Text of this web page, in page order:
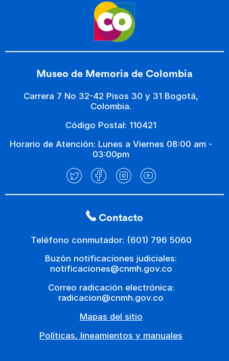
Museo de Memoria de Colombia
Carrera 7 No 32-42 Pisos 30 y 31 Bogotá,
Colombia.
Código Postal: 110421
Horario de Atención: Lunes a Viernes 08:00 am -
03:00pm
Contacto
Teléfono conmutador: (601) 796 5060
Buzón notificaciones judiciales:
notificaciones@cnmh.gov.co
Correo radicación electrónica:
radicacion@cnmh.gov.co
Mapas del sitio
Políticas, lineamientos y manuales